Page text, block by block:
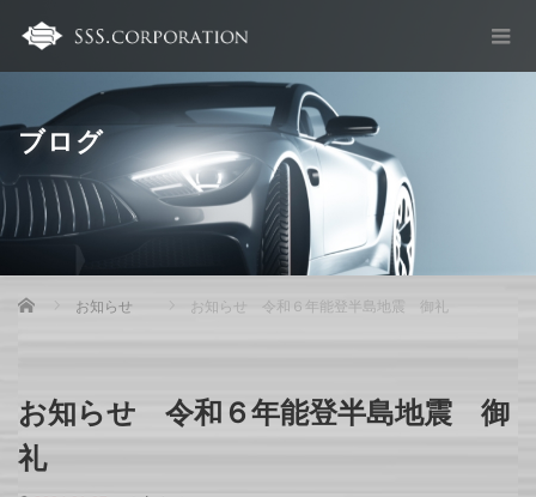
ブログ
Home お知らせ お知らせ 令和６年能登半島地震 御礼
お知らせ 令和６年能登半島地震 御
礼